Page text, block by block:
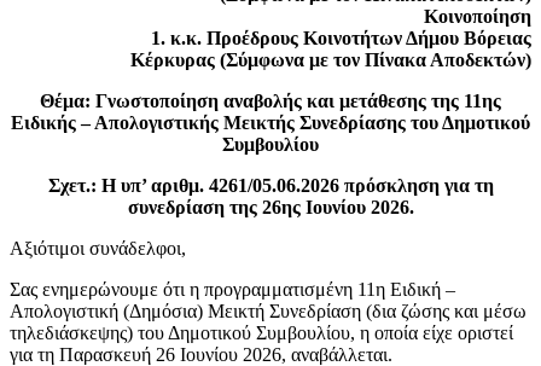
Κοινοποίηση
1. κ.κ. Προέδρους Κοινοτήτων Δήμου Βόρειας
Κέρκυρας (Σύμφωνα με τον Πίνακα Αποδεκτών)
Θέμα: Γνωστοποίηση αναβολής και μετάθεσης της 11ης
Ειδικής – Απολογιστικής Μεικτής Συνεδρίασης του Δημοτικού
Συμβουλίου
Σχετ.: Η υπ’ αριθμ. 4261/05.06.2026 πρόσκληση για τη
συνεδρίαση της 26ης Ιουνίου 2026.
Αξιότιμοι συνάδελφοι,
Σας ενημερώνουμε ότι η προγραμματισμένη 11η Ειδική –
Απολογιστική (Δημόσια) Μεικτή Συνεδρίαση (δια ζώσης και μέσω
τηλεδιάσκεψης) του Δημοτικού Συμβουλίου, η οποία είχε οριστεί
για τη Παρασκευή 26 Ιουνίου 2026, αναβάλλεται.